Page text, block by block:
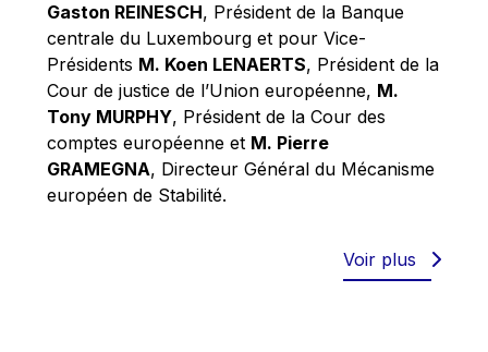
Wolfgang Ketterle
Yasser Abed Rabbo
Yossi Beillin
Yves FRANCHET
Yves Mersch
Gaston REINESCH, Président de la Banque
centrale du Luxembourg et pour Vice-
Présidents M. Koen LENAERTS, Président de la
Cour de justice de l’Union européenne, M.
Tony MURPHY, Président de la Cour des
comptes européenne et M. Pierre
GRAMEGNA, Directeur Général du Mécanisme
européen de Stabilité.
Voir plus